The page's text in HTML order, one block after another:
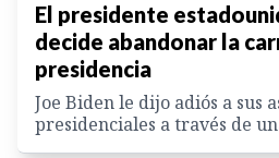
El presidente
decide abandonar la
presidencia
Joe Biden le dijo adiós a sus
presidenciales a través de